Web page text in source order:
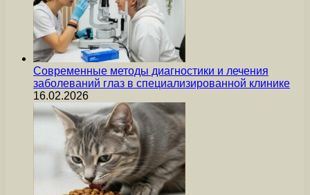
Современные методы диагностики и лечения
заболеваний глаз в специализированной клинике
16.02.2026